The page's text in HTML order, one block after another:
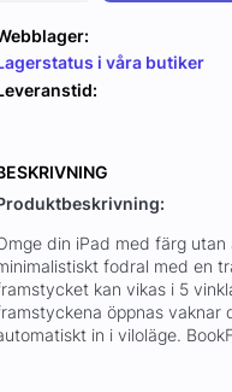
i våra butiker
din iPad med färg
fodral med en
kan vikas i 5
öppnas vaknar
in i viloläge.